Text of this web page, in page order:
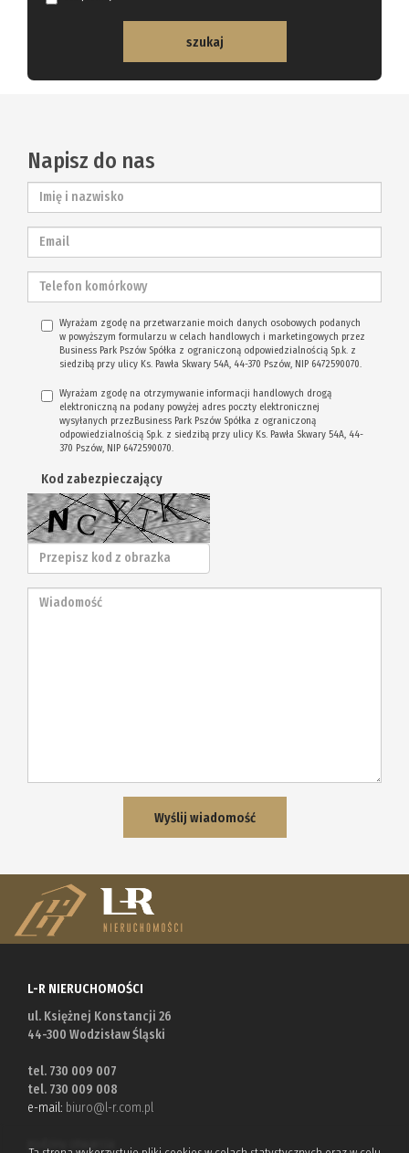
Napisz do nas
Wyrażam zgodę na przetwarzanie moich danych osobowych podanych
w powyższym formularzu w celach handlowych i marketingowych przez
Business Park Pszów Spółka z ograniczoną odpowiedzialnością Sp.k. z
siedzibą przy ulicy Ks. Pawła Skwary 54A, 44-370 Pszów, NIP 6472590070.
Wyrażam zgodę na otrzymywanie informacji handlowych drogą
elektroniczną na podany powyżej adres poczty elektronicznej
wysyłanych przezBusiness Park Pszów Spółka z ograniczoną
odpowiedzialnością Sp.k. z siedzibą przy ulicy Ks. Pawła Skwary 54A, 44-
370 Pszów, NIP 6472590070.
Kod zabezpieczający
L-R NIERUCHOMOŚCI
ul. Księżnej Konstancji 26
44-300 Wodzisław Śląski
tel. 730 009 007
tel. 730 009 008
e-mail: biuro@l-r.com.pl
godziny otwarcia: